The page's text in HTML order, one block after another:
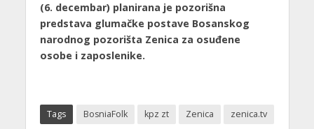
(6. decembar) planirana je pozorišna
predstava glumačke postave Bosanskog
narodnog pozorišta Zenica za osuđene
osobe i zaposlenike.
Tags BosniaFolk kpz zt Zenica zenica.tv